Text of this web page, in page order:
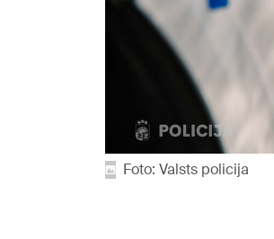
Foto: Valsts policija